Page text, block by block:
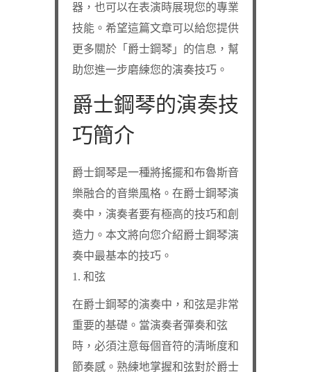
器，也可以在表演時展現您的專業
技能。希望這篇文章可以給您提供
更多關於「爵士鋼琴」的信息，幫
助您進一步磨練您的演奏技巧。
爵士鋼琴的演奏技
巧簡介
爵士鋼琴是一種將搖擺和布魯斯音
樂融合的音樂風格。在爵士鋼琴演
奏中，演奏者要有極高的技巧和創
造力。本文將向您介紹爵士鋼琴演
奏中最基本的技巧。
1. 和弦
在爵士鋼琴的演奏中，和弦是非常
重要的基礎。當演奏者彈奏和弦
時，必須注意每個音符的清晰度和
節奏感。熟練地掌握和弦對於爵士